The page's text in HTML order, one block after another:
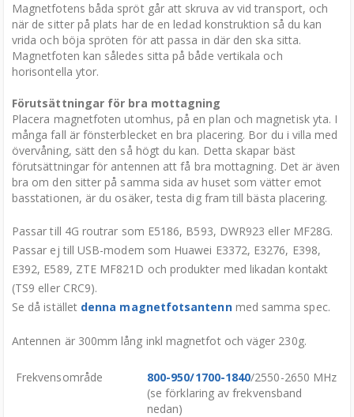
Magnetfotens båda spröt går att skruva av vid transport, och
när de sitter på plats har de en ledad konstruktion så du kan
vrida och böja spröten för att passa in där den ska sitta.
Magnetfoten kan således sitta på både vertikala och
horisontella ytor.
Förutsättningar för bra mottagning
Placera magnetfoten utomhus, på en plan och magnetisk yta. I
många fall är fönsterblecket en bra placering. Bor du i villa med
övervåning, sätt den så högt du kan. Detta skapar bäst
förutsättningar för antennen att få bra mottagning. Det är även
bra om den sitter på samma sida av huset som vätter emot
basstationen, är du osäker, testa dig fram till bästa placering.
Passar till 4G routrar som E5186, B593, DWR923 eller MF28G.
Passar ej till USB-modem som Huawei E3372, E3276, E398,
E392, E589, ZTE MF821D och produkter med likadan kontakt
(TS9 eller CRC9).
Se då istället denna magnetfotsantennmed samma spec.
Antennen är 300mm lång inkl magnetfot och väger 230g.
Frekvensområde 800-950/1700-1840/2550-2650 MHz
(se förklaring av frekvensband
nedan)